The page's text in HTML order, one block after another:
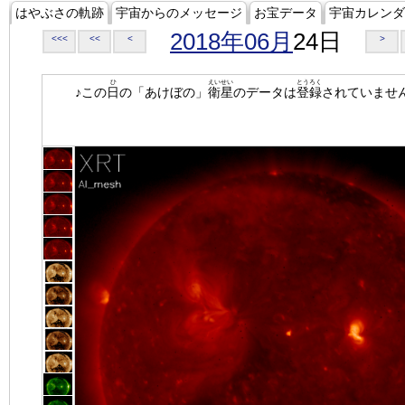
はやぶさの軌跡 宇宙からのメッセージ お宝データ 宇宙カレン
<<< << < 2018年06月 24日 >
♪この日
ひ
の「あけぼの」 衛星
えいせい
のデータは登録
とうろく
されていませ